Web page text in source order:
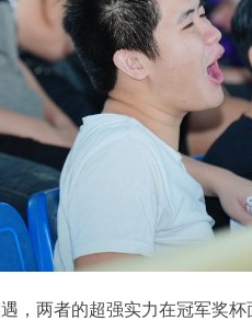
，两者的超强实力在冠军奖